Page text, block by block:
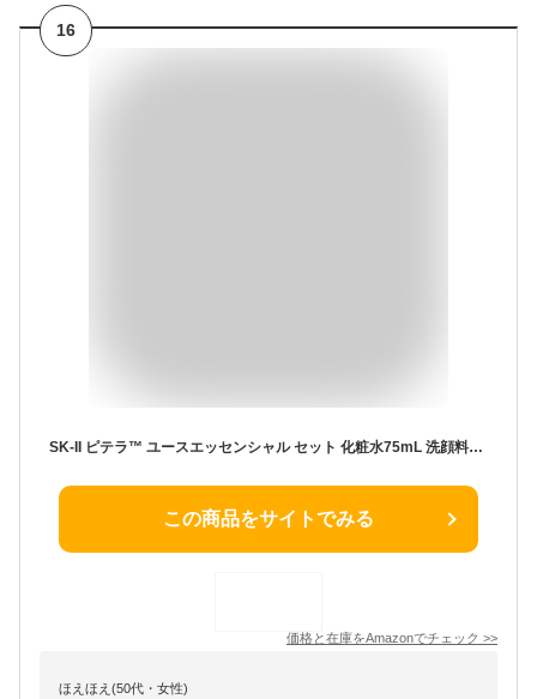
16
SK-II ピテラ™ ユースエッセンシャル セット 化粧水75mL 洗顔料20g 美容クリーム15g トライアルキット ギフトセット ギフトボックス
この商品をサイトでみる
価格と在庫をAmazonでチェック >>
ほえほえ(50代・女性)